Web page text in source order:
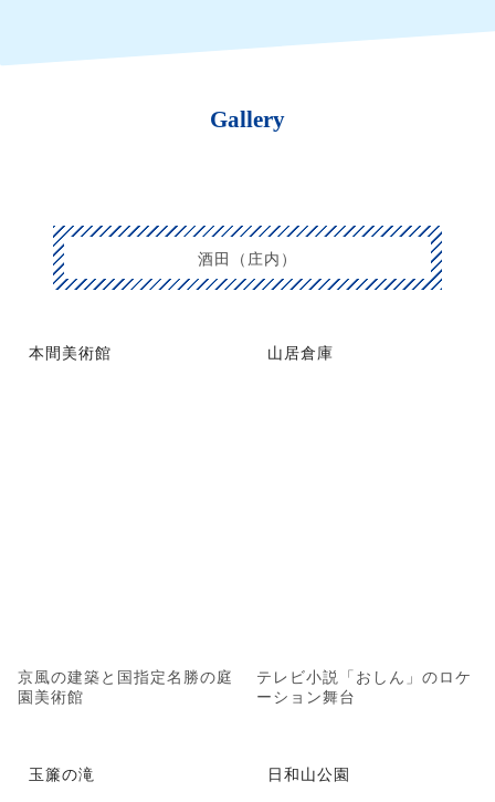
Gallery
酒田（庄内）
本間美術館
京風の建築と国指定名勝の庭
園美術館
山居倉庫
テレビ小説「おしん」のロケ
ーション舞台
玉簾の滝 日和山公園